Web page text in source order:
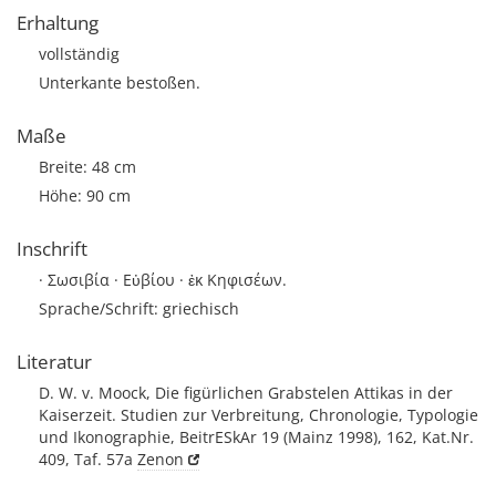
Erhaltung
vollständig
Unterkante bestoßen.
Maße
Breite: 48 cm
Höhe: 90 cm
Inschrift
· Σωσιβία · Εὐβίου · ἐκ Κηφισέων.
Sprache/Schrift: griechisch
Literatur
D. W. v. Moock, Die figürlichen Grabstelen Attikas in der
Kaiserzeit. Studien zur Verbreitung, Chronologie, Typologie
und Ikonographie, BeitrESkAr 19 (Mainz 1998), 162, Kat.Nr.
409, Taf. 57a Zenon